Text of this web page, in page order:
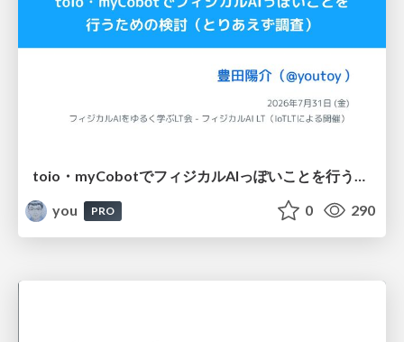
you
PRO 0 290